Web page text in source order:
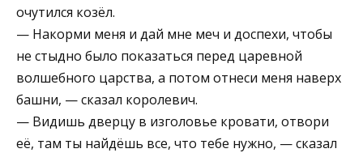
очутился козёл.
— Накорми меня и дай мне меч и доспехи, чтобы
не стыдно было показаться перед царевной
волшебного царства, а потом отнеси меня наверх
башни, — сказал королевич.
— Видишь дверцу в изголовье кровати, отвори
её, там ты найдёшь все, что тебе нужно, — сказал